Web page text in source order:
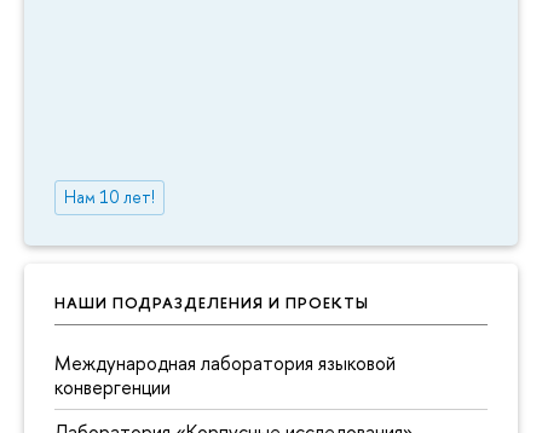
Нам 10 лет!
НАШИ ПОДРАЗДЕЛЕНИЯ И ПРОЕКТЫ
Международная лаборатория языковой
конвергенции